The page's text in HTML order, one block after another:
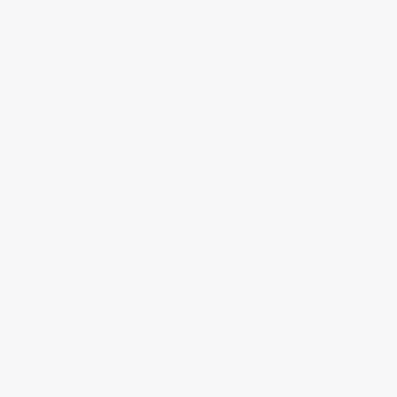
Stoffwechsel, Kreislauf